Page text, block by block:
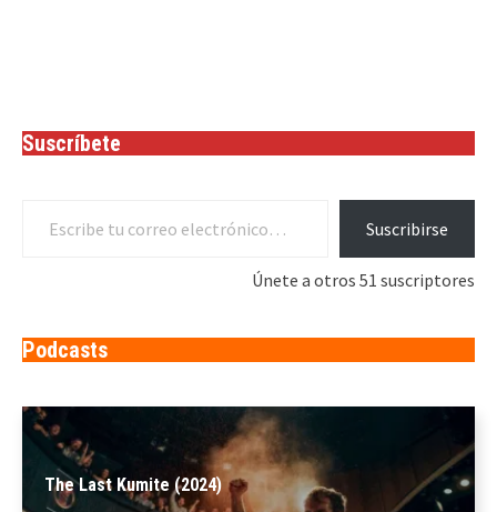
Suscríbete
Suscribirse
Únete a otros 51 suscriptores
Podcasts
The Last Kumite (2024)